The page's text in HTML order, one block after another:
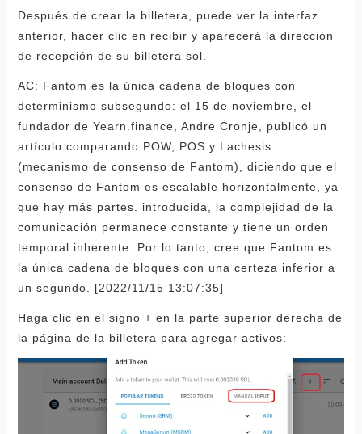
Después de crear la billetera, puede ver la interfaz
anterior, hacer clic en recibir y aparecerá la dirección
de recepción de su billetera sol.
AC: Fantom es la única cadena de bloques con
determinismo subsegundo: el 15 de noviembre, el
fundador de Yearn.finance, Andre Cronje, publicó un
artículo comparando POW, POS y Lachesis
(mecanismo de consenso de Fantom), diciendo que el
consenso de Fantom es escalable horizontalmente, ya
que hay más partes. introducida, la complejidad de la
comunicación permanece constante y tiene un orden
temporal inherente. Por lo tanto, cree que Fantom es
la única cadena de bloques con una certeza inferior a
un segundo. [2022/11/15 13:07:35]
Haga clic en el signo + en la parte superior derecha de
la página de la billetera para agregar activos: